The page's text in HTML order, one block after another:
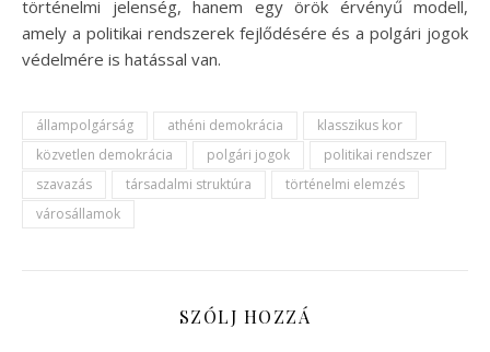
történelmi jelenség, hanem egy örök érvényű modell,
amely a politikai rendszerek fejlődésére és a polgári jogok
védelmére is hatással van.
állampolgárság athéni demokrácia
klasszikus kor
közvetlen demokrácia
polgári jogok
politikai rendszer
szavazás
társadalmi struktúra
történelmi elemzés
városállamok
SZÓLJ HOZZÁ